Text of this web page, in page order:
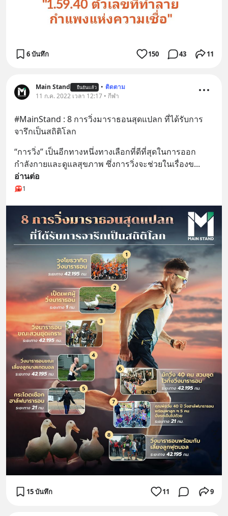
6 บันทึก 150 43 11
Main Stand ยืนยันแล้ว • ติดตาม
11 ก.ค. 2022 เวลา 12:17 • กีฬา
#MainStand : 8 การวิ่งมาราธอนสุดแปลก ที่ได้รับการ
จารึกเป็นสถิติโลก
“การวิ่ง” เป็นอีกทางหนึ่งทางเลือกที่ดีที่สุดในการออก
กำลังกายและดูแลสุขภาพ ซึ่งการวิ่งจะช่วยในเรื่องข
อ่านต่อ
1
15 บันทึก 11 9